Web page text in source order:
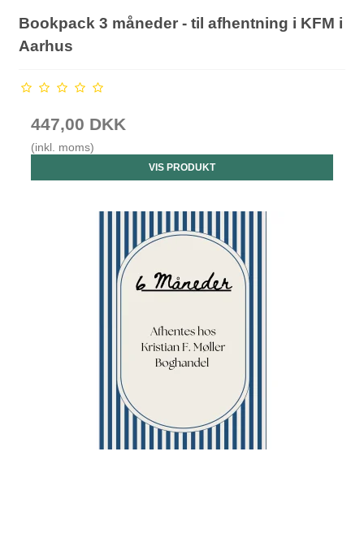
Bookpack 3 måneder - til afhentning i KFM i
Aarhus
447,00 DKK
(inkl. moms)
VIS PRODUKT